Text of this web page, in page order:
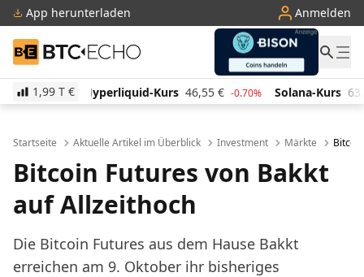
App herunterladen Anmelden
BTC-ECHO
1,99 T €
Kurs 46,55 € -0.70% Solana-Kurs 63,54 € 0.50% TRON-
Startseite Aktuelle Artikel im Überblick Investment Märkte
Bitcoin Futures von Bakkt
auf Allzeithoch
Die Bitcoin Futures aus dem Hause Bakkt
erreichen am 9. Oktober ihr bisheriges